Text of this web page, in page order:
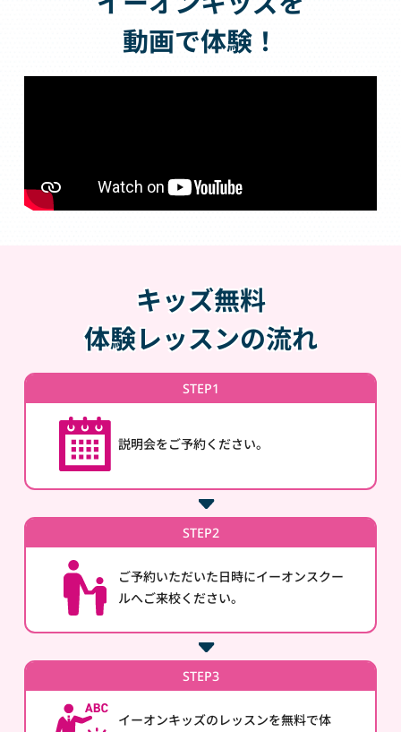
動画で体験！
キッズ無料
体験レッスンの流れ
STEP1
説明会をご予約ください。
STEP2
ご予約いただいた日時にイーオンスクー
ルへご来校ください。
STEP3
イーオンキッズのレッスンを無料で体